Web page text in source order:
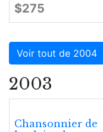
$275
Voir tout de 2004
2003
Chansonnier de